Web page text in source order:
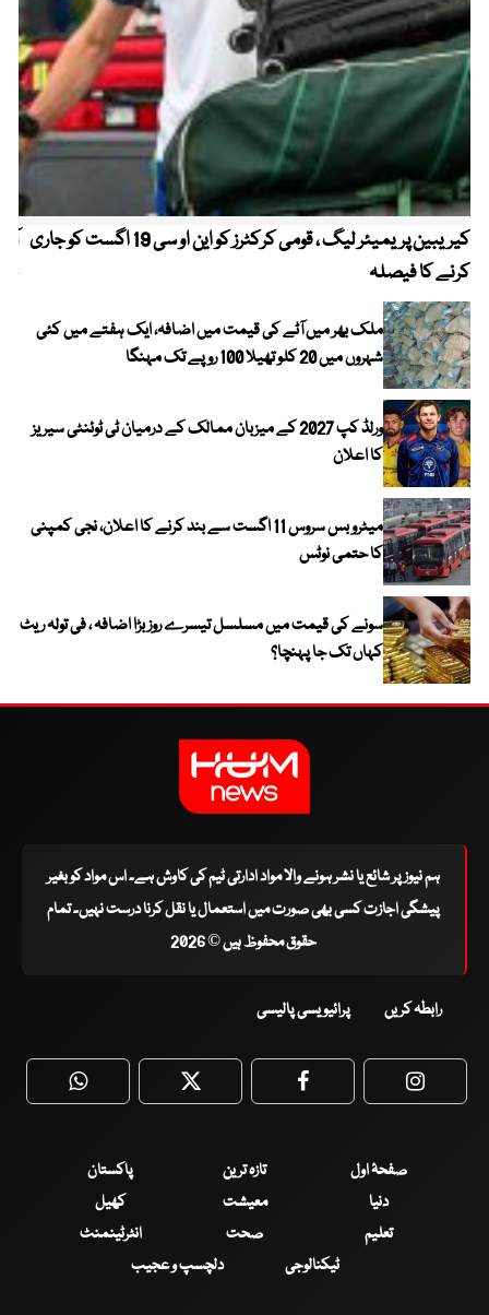
کیریبین پریمیئر لیگ ، قومی کرکٹرز کو این او سی 19 اگست کو جاری
کرنے کا فیصلہ
ملک بھر میں آٹے کی قیمت میں اضافہ، ایک ہفتے میں کئی
شہروں میں 20 کلو تھیلا 100 روپے تک مہنگا
ورلڈ کپ 2027 کے میزبان ممالک کے درمیان ٹی ٹوئنٹی سیریز
کا اعلان
میٹرو بس سروس 11 اگست سے بند کرنے کا اعلان، نجی کمپنی
کا حتمی نوٹس
سونے کی قیمت میں مسلسل تیسرے روز بڑا اضافہ ، فی تولہ ریٹ
کہاں تک جا پہنچا؟
ہم نیوز پر شائع یا نشر ہونے والا مواد ادارتی ٹیم کی کاوش ہے۔ اس مواد کو بغیر
پیشگی اجازت کسی بھی صورت میں استعمال یا نقل کرنا درست نہیں۔ تمام
حقوق محفوظ ہیں © 2026
رابطہ کریں پرائیویسی پالیسی
WhatsApp Twitter Facebook
صفحۂ اول تازہ ترین
پاکستان
دنیا
معیشت
کھیل
تعلیم
صحت
انٹرٹینمنٹ
ٹیکنالوجی
دلچسپ و عجیب